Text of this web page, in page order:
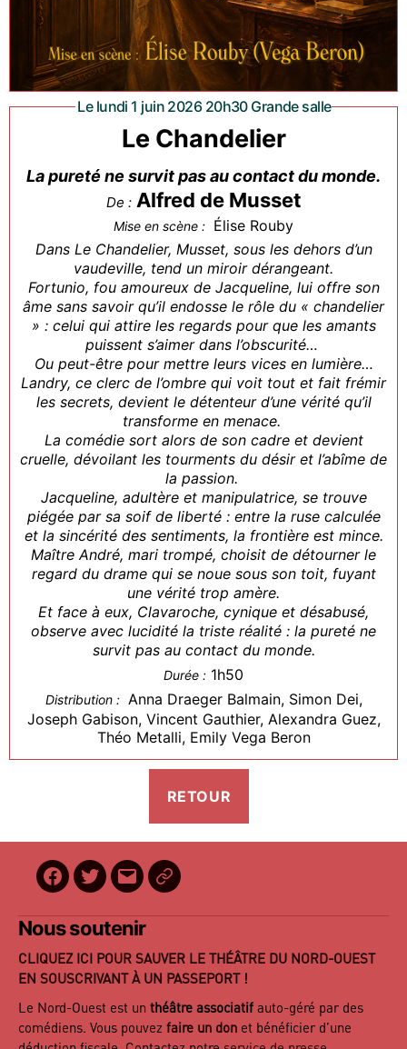
Le lundi 1 juin 2026 20h30 Grande salle
Le Chandelier
La pureté ne survit pas au contact du monde.
De : Alfred de Musset
Mise en scène : Élise Rouby
Dans Le Chandelier, Musset, sous les dehors d’un
vaudeville, tend un miroir dérangeant.
Fortunio, fou amoureux de Jacqueline, lui offre son
âme sans savoir qu’il endosse le rôle du « chandelier
» : celui qui attire les regards pour que les amants
puissent s’aimer dans l’obscurité…
Ou peut-être pour mettre leurs vices en lumière…
Landry, ce clerc de l’ombre qui voit tout et fait frémir
les secrets, devient le détenteur d’une vérité qu’il
transforme en menace.
La comédie sort alors de son cadre et devient
cruelle, dévoilant les tourments du désir et l’abîme de
la passion.
Jacqueline, adultère et manipulatrice, se trouve
piégée par sa soif de liberté : entre la ruse calculée
et la sincérité des sentiments, la frontière est mince.
Maître André, mari trompé, choisit de détourner le
regard du drame qui se noue sous son toit, fuyant
une vérité trop amère.
Et face à eux, Clavaroche, cynique et désabusé,
observe avec lucidité la triste réalité : la pureté ne
survit pas au contact du monde.
Durée : 1h50
Distribution : Anna Draeger Balmain, Simon Dei,
Joseph Gabison, Vincent Gauthier, Alexandra Guez,
Théo Metalli, Emily Vega Beron
Facebook
Twitter
E-
mail
BilletReduc
Nous soutenir
CLIQUEZ ICI POUR SAUVER LE THÉÂTRE DU NORD-OUEST
EN SOUSCRIVANT À UN PASSEPORT !
Le Nord-Ouest est un théâtre associatif auto-géré par des
comédiens. Vous pouvez faire un don et bénéficier d’une